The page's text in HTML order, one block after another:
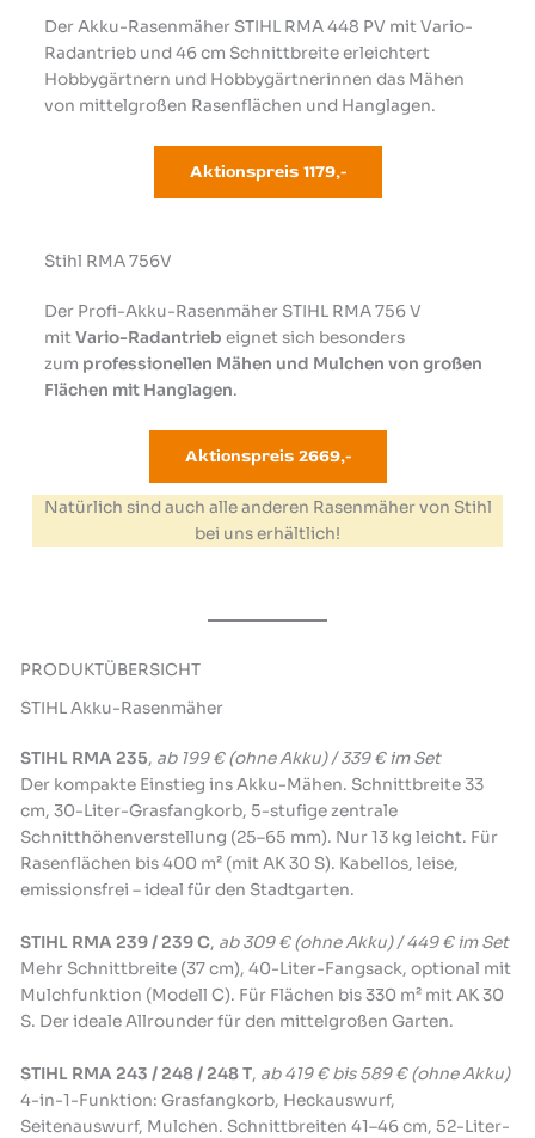
Der Akku-Rasenmäher STIHL RMA 448 PV mit Vario-
Radantrieb und 46 cm Schnittbreite erleichtert
Hobbygärtnern und Hobbygärtnerinnen das Mähen
von mittelgroßen Rasenflächen und Hanglagen.
Aktionspreis 1179,-
Stihl RMA 756V
Der Profi-Akku-Rasenmäher STIHL RMA 756 V
mitVario-Radantrieb eignet sich besonders
zum professionellen Mähen und Mulchen von großen
Flächen mit Hanglagen.
Aktionspreis 2669,-
Natürlich sind auch alle anderen Rasenmäher von Stihl
bei uns erhältlich!
PRODUKTÜBERSICHT
STIHL Akku-Rasenmäher
STIHL RMA 235, ab 199 € (ohne Akku) / 339 € im Set
Der kompakte Einstieg ins Akku-Mähen. Schnittbreite 33
cm, 30-Liter-Grasfangkorb, 5-stufige zentrale
Schnitthöhenverstellung (25–65 mm). Nur 13 kg leicht. Für
Rasenflächen bis 400 m² (mit AK 30 S). Kabellos, leise,
emissionsfrei – ideal für den Stadtgarten.
STIHL RMA 239 / 239 C, ab 309 € (ohne Akku) / 449 € im Set
Mehr Schnittbreite (37 cm), 40-Liter-Fangsack, optional mit
Mulchfunktion (Modell C). Für Flächen bis 330 m² mit AK 30
S. Der ideale Allrounder für den mittelgroßen Garten.
STIHL RMA 243 / 248 / 248 T, ab 419 € bis 589 € (ohne Akku)
4-in-1-Funktion: Grasfangkorb, Heckauswurf,
Seitenauswurf, Mulchen. Schnittbreiten 41–46 cm, 52-Liter-